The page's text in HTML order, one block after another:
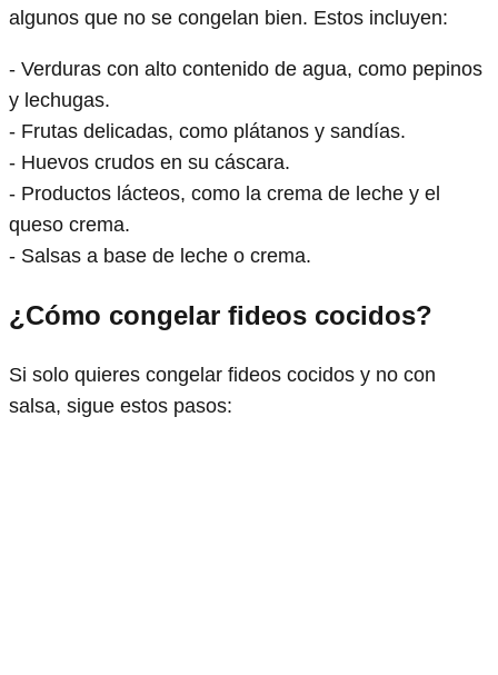
algunos que no se congelan bien. Estos incluyen:
- Verduras con alto contenido de agua, como pepinos
y lechugas.
- Frutas delicadas, como plátanos y sandías.
- Huevos crudos en su cáscara.
- Productos lácteos, como la crema de leche y el
queso crema.
- Salsas a base de leche o crema.
¿Cómo congelar fideos cocidos?
Si solo quieres congelar fideos cocidos y no con
salsa, sigue estos pasos: